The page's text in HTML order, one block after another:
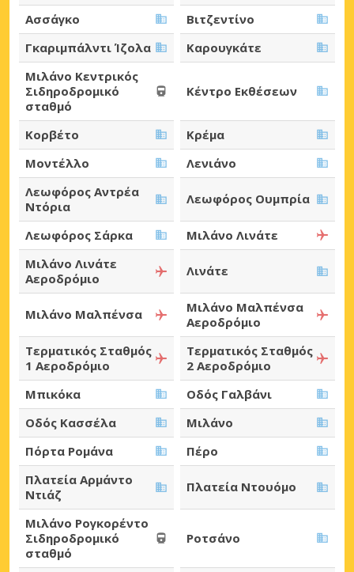
Ασσάγκο
Βιτζεντίνο
Γκαριμπάλντι Ίζολα
Καρουγκάτε
Μιλάνο Κεντρικός
Σιδηροδρομικό
σταθμό
Κέντρο Εκθέσεων
Κορβέτο
Κρέμα
Μοντέλλο
Λενιάνο
Λεωφόρος Αντρέα
Ντόρια
Λεωφόρος Ουμπρία
Λεωφόρος Σάρκα
Μιλάνο Λινάτε
Μιλάνο Λινάτε
Αεροδρόμιο
Λινάτε
Μιλάνο Μαλπένσα
Μιλάνο Μαλπένσα
Αεροδρόμιο
Τερματικός Σταθμός
1 Αεροδρόμιο
Τερματικός Σταθμός
2 Αεροδρόμιο
Μπικόκα
Οδός Γαλβάνι
Οδός Κασσέλα
Μιλάνο
Πόρτα Ρομάνα
Πέρο
Πλατεία Αρμάντο
Ντιάζ
Πλατεία Ντουόμο
Μιλάνο Ρογκορέντο
Σιδηροδρομικό
σταθμό
Ροτσάνο